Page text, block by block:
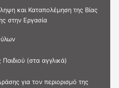
και Καταπολέμηση της Βίας
στην Εργασία
Παιδιού (στα αγγλικά)
για τον περιορισμό της